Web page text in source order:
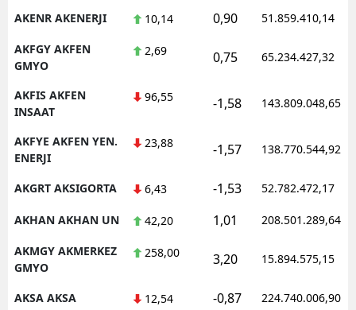
AKENR AKENERJI 10,14 0,90 51.859.410,14
AKFGY AKFEN
GMYO
2,69 0,75 65.234.427,32
AKFIS AKFEN
INSAAT
96,55 -1,58 143.809.048,65
AKFYE AKFEN YEN.
ENERJI
23,88 -1,57 138.770.544,92
AKGRT AKSIGORTA 6,43 -1,53 52.782.472,17
AKHAN AKHAN UN 42,20 1,01 208.501.289,64
AKMGY AKMERKEZ
GMYO
258,00 3,20 15.894.575,15
AKSA AKSA 12,54 -0,87 224.740.006,90